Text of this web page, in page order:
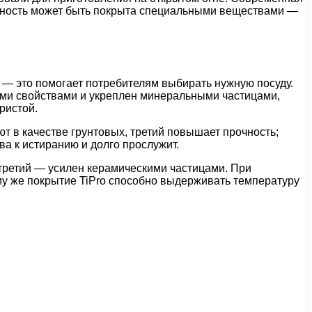
может быть покрыта специальными веществами —
это помогает потребителям выбирать нужную посуду.
свойствами и укреплен минеральными частицами,
качестве грунтовых, третий повышает прочность;
к истиранию и долго прослужит.
— усилен керамическими частицами. При
же покрытие TiPro способно выдерживать температуру